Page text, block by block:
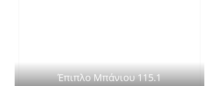
Έπιπλο Μπάνιου 115.1